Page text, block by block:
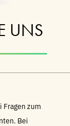
UNS
zum
Bei